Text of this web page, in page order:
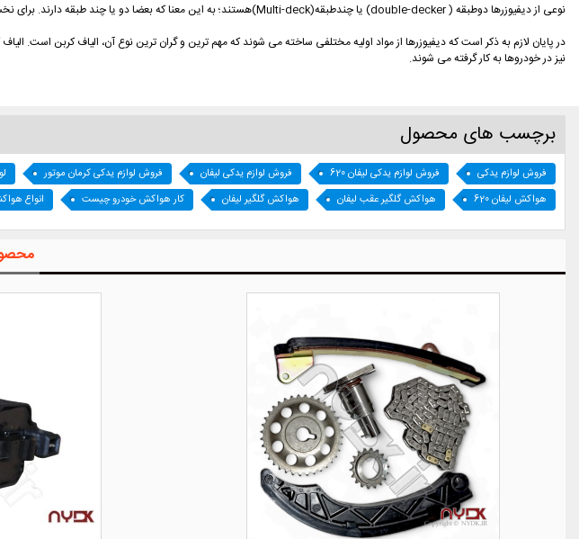
نوعی از دیفیوزرها دوطبقه ( double-decker) یا چندطبقه(Multi-deck)هستند؛ به این معنا که بعضا دو یا چند طبقه دارند. برای نخستین بار سال 2009 تیم های براو نجی پی، ویلیامز و تویوتا در مسابقات فرمول یک از این دیفیوزر استفاده کردند.
در پایان لازم به ذکر است که دیفیوزرها از مواد اولیه مختلفی ساخته می شوند که مهم ترین و گران ترین نوع آن، الیاف کربن است.
نیز در خودروها به کار گرفته می شوند.
برچسب های محصول
فروش لوازم یدکی فروش لوازم یدکی لیفان 620 فروش لوازم یدکی لیفان فروش لوازم یدکی کرمان موتور
هواکش لیفان 620
هواکش گلگیر عقب لیفان هواکش گلگیر لیفان کار هواکش خودرو چیست انواع